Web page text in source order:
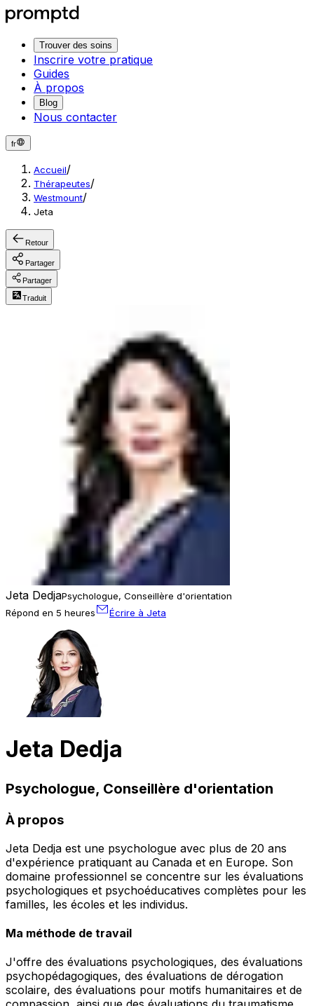
Trouver des soins
Inscrire votre pratique
Guides
À propos
Blog
Nous contacter
fr
Accueil/
Thérapeutes/
Westmount/
Jeta
Retour
Partager
Partager
Traduit
Jeta DedjaPsychologue, Conseillère d'orientation
Répond en 5 heures
Écrire à Jeta
Jeta Dedja
Psychologue, Conseillère d'orientation
À propos
Jeta Dedja est une psychologue avec plus de 20 ans
d'expérience pratiquant au Canada et en Europe. Son
domaine professionnel se concentre sur les évaluations
psychologiques et psychoéducatives complètes pour les
familles, les écoles et les individus.
Ma méthode de travail
J'offre des évaluations psychologiques, des évaluations
psychopédagogiques, des évaluations de dérogation
scolaire, des évaluations pour motifs humanitaires et de